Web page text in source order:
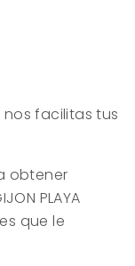
facilitas tus
obtener
PLAYA
que le